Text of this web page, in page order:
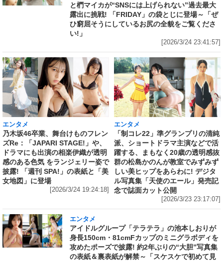
と椚マイカが“SNSには上げられない”過去最大
露出に挑戦! 「FRIDAY」の袋とじに登場～「ぜ
ひ窮屈そうにしているお尻の全貌をご覧くださ
い!」
[2026/3/24 23:41:57]
エンタメ
乃木坂46卒業、舞台けものフレン
ズRe：「JAPARI STAGE!」や、
ドラマにも出演の相楽伊織が透明
感のある色気 をランジェリー姿で
披露! 「週刊 SPA!」の表紙と「美
女地図」に登場
[2026/3/24 19:24:18]
エンタメ
「制コレ22」準グランプリの清純
派、ショートドラマ主演などで活
躍する、まもなく20歳の透明感抜
群の松島かのんが教室でみずみず
しい美ヒップをあらわに! デジタ
ル写真集「天使のエール」発売記
念で誌面カット公開
[2026/3/23 23:17:07]
エンタメ
アイドルグループ「テラテラ」の池本しおりが
身長150cm・81cmFカップのミニグラボディを
攻めたポーズで披露! 約2年ぶりの“大胆”写真集
の表紙＆裏表紙が解禁～「スケスケで初めて見